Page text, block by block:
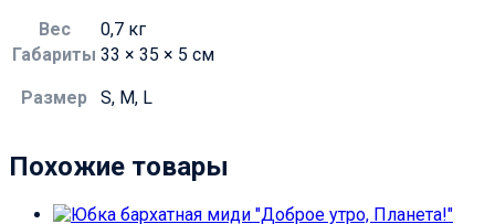
Вес
0,7 кг
Габариты 33 × 35 × 5 см
Размер S, M, L
Похожие товары